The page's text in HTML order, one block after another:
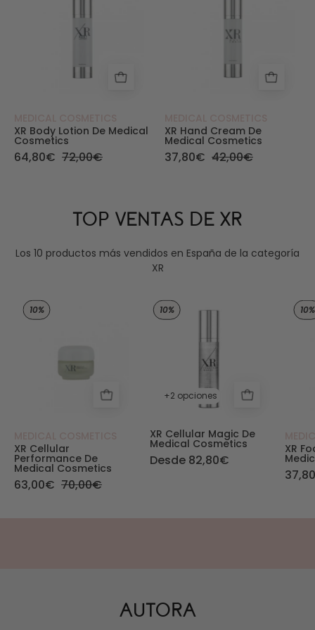
XR Body Lotion De Medical
Cosmetics
64,80€ 72,00€
XR Hand Cream De
Medical Cosmetics
37,80€ 42,00€
TOP VENTAS DE XR
Los 10 productos más vendidos en España de la categoría
XR
XR. Cellular Performance - Medical Cosmetics
10%
XR Cellular
Performance De
Medical Cosmetics
63,00€ 70,00€
XR. Cellular Magic
10%
+2 opciones
XR Cellular Magic De
Medical Cosmetics
Desde 82,80€
10%
XR
AUTORA